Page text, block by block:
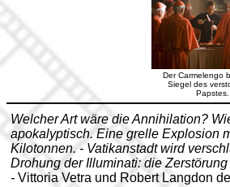
Der Carmelengo
Siegel des
Papstes.
Welcher Art wäre die Annihilation?
apokalyptisch. Eine grelle Explosion
Kilotonnen. - Vatikanstadt wird
Drohung der Illuminati: die
- Vittoria Vetra und Robert Langdon